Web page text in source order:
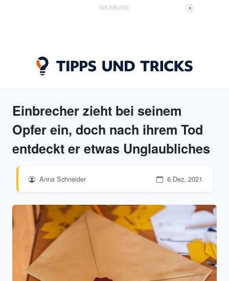
WERBUNG X
Einbrecher zieht bei seinem
Opfer ein, doch nach ihrem Tod
entdeckt er etwas Unglaubliches
Anna Schneider 6 Dez, 2021